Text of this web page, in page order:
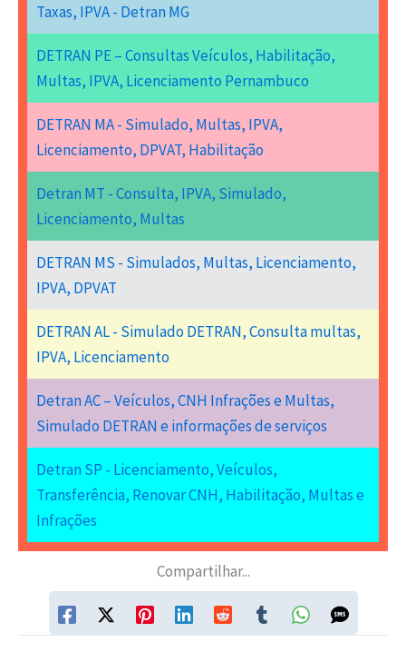
Taxas, IPVA - Detran MG
DETRAN PE – Consultas Veículos, Habilitação,
Multas, IPVA, Licenciamento Pernambuco
DETRAN MA - Simulado, Multas, IPVA,
Licenciamento, DPVAT, Habilitação
Detran MT - Consulta, IPVA, Simulado,
Licenciamento, Multas
DETRAN MS - Simulados, Multas, Licenciamento,
IPVA, DPVAT
DETRAN AL - Simulado DETRAN, Consulta multas,
IPVA, Licenciamento
Detran AC – Veículos, CNH Infrações e Multas,
Simulado DETRAN e informações de serviços
Detran SP - Licenciamento, Veículos,
Transferência, Renovar CNH, Habilitação, Multas e
Infrações
Compartilhar...